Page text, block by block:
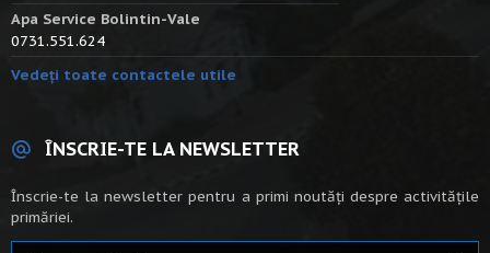
Apa Service Bolintin-Vale
0731.551.624
Vedeți toate contactele utile
ÎNSCRIE-TE LA NEWSLETTER
Înscrie-te la newsletter pentru a primi noutăți despre activitățile
primăriei.